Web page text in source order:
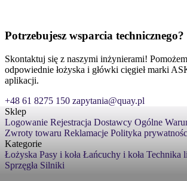
Potrzebujesz wsparcia technicznego?
Skontaktuj się z naszymi inżynierami!
odpowiednie łożyska i główki cięgieł marki
aplikacji.
+48 61 8275 150 zapytania@quay.pl
Sklep
Logowanie Rejestracja Dostawcy Ogólne
Zwroty towaru Reklamacje Polityka
Kategorie
Łożyska Pasy i koła Łańcuchy i koła Technika
Sprzęgła Silniki